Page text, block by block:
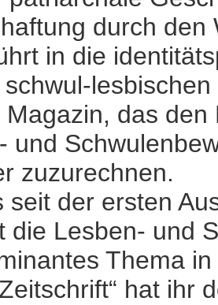
durch
in die
schwul-
das
und
zuzurechnen.
seit der ersten
die Lesben- und
Thema in
hat ihr